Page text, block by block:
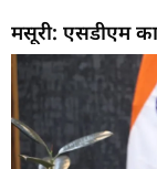
मसूरी: एसडीएम